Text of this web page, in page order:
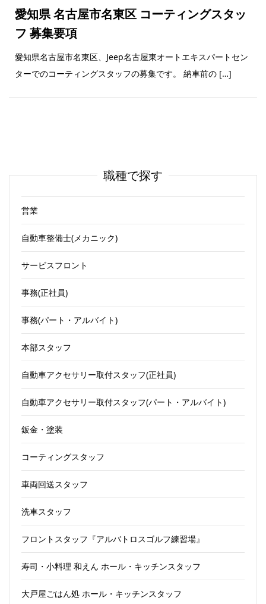
愛知県 名古屋市名東区 コーティングスタッ
フ 募集要項
愛知県名古屋市名東区、Jeep名古屋東オートエキスパートセン
ターでのコーティングスタッフの募集です。 納車前の […]
職種で探す
営業
自動車整備士(メカニック)
サービスフロント
事務(正社員)
事務(パート・アルバイト)
本部スタッフ
自動車アクセサリー取付スタッフ(正社員)
自動車アクセサリー取付スタッフ(パート・アルバイト)
鈑金・塗装
コーティングスタッフ
車両回送スタッフ
洗車スタッフ
フロントスタッフ『アルバトロスゴルフ練習場』
寿司・小料理 和えん ホール・キッチンスタッフ
大戸屋ごはん処 ホール・キッチンスタッフ